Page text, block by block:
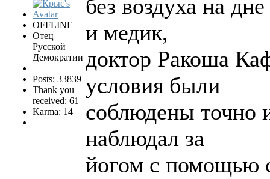
OFFLINE
Отец
Русской
Демократии
Posts: 33839
Thank you
received: 61
Karma: 14
без воздуха на
и медик,
доктор Ракоша
условия были
соблюдены точно
наблюдал за
йогом с помощью